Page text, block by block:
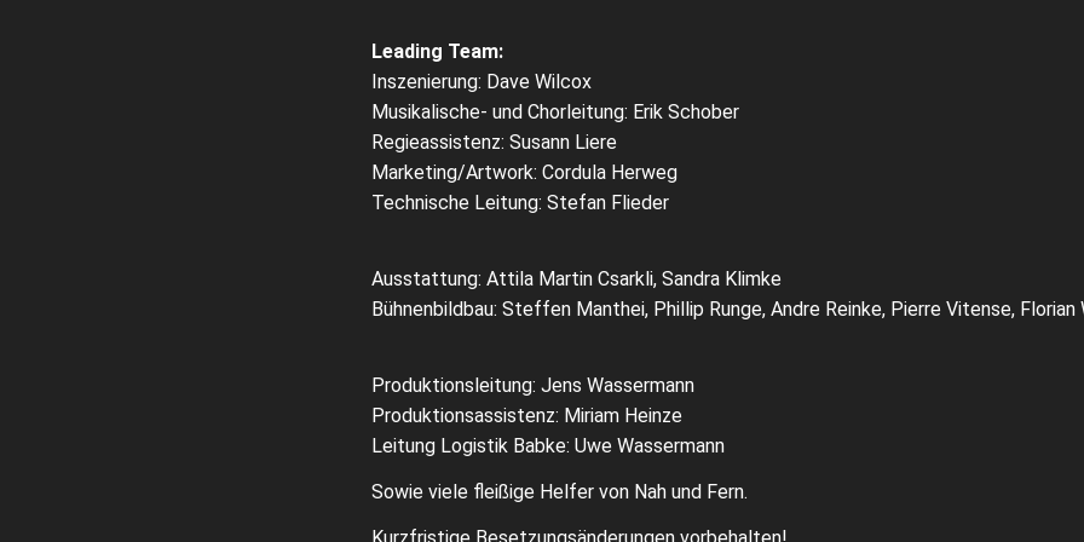
Leading Team:
Inszenierung: Dave Wilcox
Musikalische- und Chorleitung: Erik Schober
Regieassistenz: Susann Liere
Marketing/Artwork: Cordula Herweg
Technische Leitung: Stefan Flieder
Ausstattung: Attila Martin Csarkli, Sandra Klimke
Bühnenbildbau: Steffen Manthei, Phillip Runge, Andre Reinke, Pierre Vitense, Florian
Produktionsleitung: Jens Wassermann
Produktionsassistenz: Miriam Heinze
Leitung Logistik Babke: Uwe Wassermann
Sowie viele fleißige Helfer von Nah und Fern.